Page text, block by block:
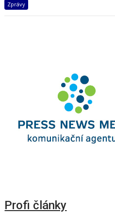
Zprávy
Profi články